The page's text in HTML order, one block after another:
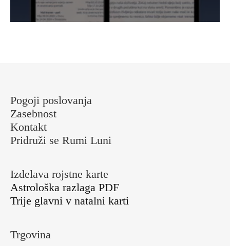
Pogoji poslovanja
Zasebnost
Kontakt
Pridruži se Rumi Luni
Izdelava rojstne karte
Astrološka razlaga PDF
Trije glavni v natalni karti
Trgovina